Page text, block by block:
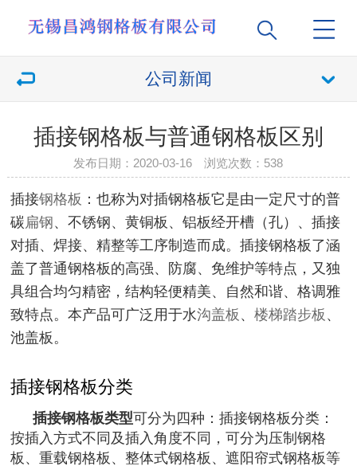
公司新闻
插接钢格板与普通钢格板区别
发布日期：2020-03-16 浏览次数： 538
插接钢格板 ：也称为对插钢格板它是由一定尺寸的普
碳扁钢 、不锈钢、黄铜板、铝板经开槽（孔）、插接
对插、焊接、精整等工序制造而成。插接钢格板了涵
盖了普通钢格板的高强、防腐、免维护等特点，又独
具组合均匀精密，结构轻便精美、自然和谐、格调雅
致特点。本产品可广泛用于水沟盖板 、楼梯踏步板 、
池盖板。
插接钢格板分类
插接钢格板类型可分为四种：插接钢格板分类：
按插入方式不同及插入角度不同，可分为压制钢格
板、重载钢格板、整体式钢格板、遮阳帘式钢格板等